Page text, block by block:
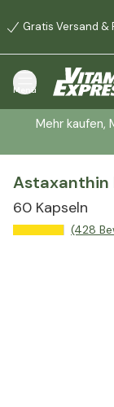
Gratis Versand &
Menü
Mehr kaufen,
Astaxanthin
60 Kapseln
(428